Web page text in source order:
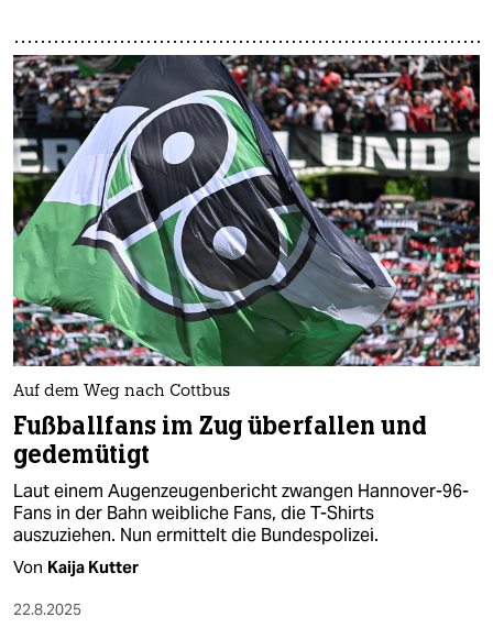
Auf dem Weg nach Cottbus
Fußballfans im Zug überfallen und
gedemütigt
Laut einem Augenzeugenbericht zwangen Hannover-96-
Fans in der Bahn weibliche Fans, die T-Shirts
auszuziehen. Nun ermittelt die Bundespolizei.
Von Kaija Kutter
22.8.2025